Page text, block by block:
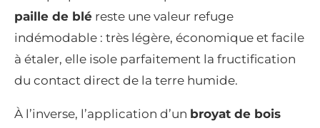
paille de blé reste une valeur refuge
indémodable : très légère, économique et facile
à étaler, elle isole parfaitement la fructification
du contact direct de la terre humide.
À l’inverse, l’application d’un broyat de bois